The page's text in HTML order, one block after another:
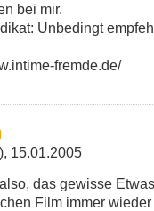
bei mir.
Unbedingt
fremde.de/
), 15.01.2005
das gewisse
Film immer